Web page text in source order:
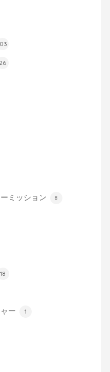
26
ミッション 8
18
ー 1